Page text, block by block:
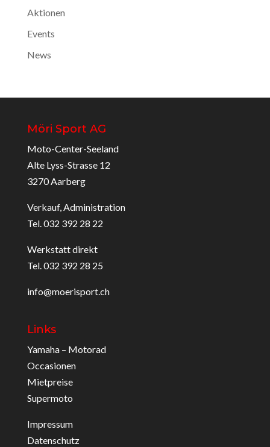
Aktionen
Events
News
Möri Sport AG
Moto-Center-Seeland
Alte Lyss-Strasse 12
3270 Aarberg
Verkauf, Administration
Tel. 032 392 28 22
Werkstatt direkt
Tel. 032 392 28 25
info@moerisport.ch
Links
Yamaha – Motorad
Occasionen
Mietpreise
Supermoto
Impressum
Datenschutz